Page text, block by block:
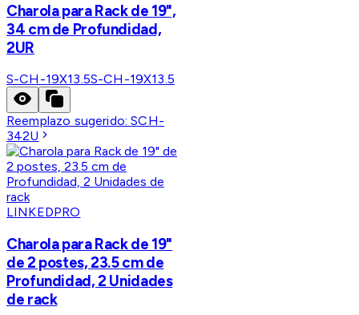
Charola para Rack de 19",
34 cm de Profundidad,
2UR
S-CH-19X13.5S-CH-19X13.5
Reemplazo sugerido:SCH-
342U
LINKEDPRO
Charola para Rack de 19"
de 2 postes, 23.5 cm de
Profundidad, 2 Unidades
de rack